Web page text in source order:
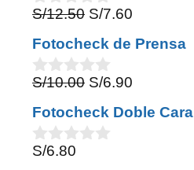
0
u
t
o
f
5
S/12.50 Original
price
was:
S/12.50.
S/7.60
price
Fotocheck de Prensa
0
u
t
o
f
S/10.00 Original
price
was:
S/6.90
price
Fotocheck Doble Cara
0
S/6.80